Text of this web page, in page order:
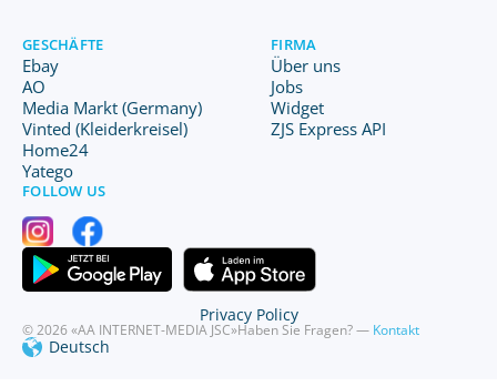
GESCHÄFTE
Ebay
AO
Media Markt (Germany)
Vinted (Kleiderkreisel)
Home24
Yatego
FIRMA
Über uns
Jobs
Widget
ZJS Express API
FOLLOW US
© 2026 «AA INTERNET-MEDIA JSC»Haben Sie Fragen? — Kontakt
Deutsch
Privacy Policy